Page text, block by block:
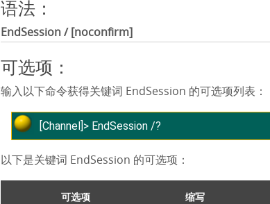
语法：
EndSession / [noconfirm]
可选项：
输入以下命令获得关键词 EndSession 的可选项列表：
[Channel]> EndSession /?
以下是关键词 EndSession 的可选项：
可选项 缩写